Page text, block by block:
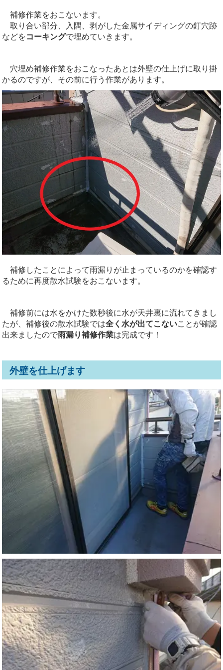
補修作業をおこないます。
取り合い部分、入隅、剥がした金属サイディングの釘穴跡
などをコーキングで埋めていきます。
穴埋め補修作業をおこなったあとは外壁の仕上げに取り掛
かるのですが、その前に行う作業があります。
補修したことによって雨漏りが止まっているのかを確認す
るために再度散水試験をおこないます。
補修前には水をかけた数秒後に水が天井裏に流れてきまし
たが、補修後の散水試験では全く水が出てこないことが確認
出来ましたので雨漏り補修作業は完成です！
外壁を仕上げます